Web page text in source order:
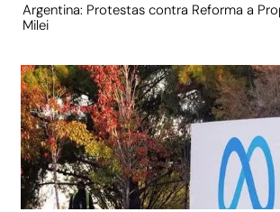
Argentina: Protestas contra Reforma a
Milei